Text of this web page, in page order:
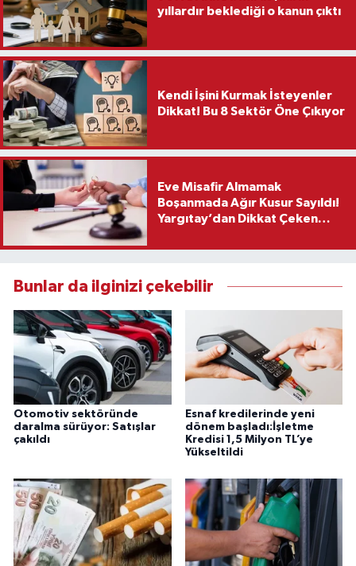
yıllardır beklediği o kanun çıktı
Kendi İşini Kurmak İsteyenler
Dikkat! Bu 8 Sektör Öne Çıkıyor
Eve Misafir Almamak
Boşanmada Ağır Kusur Sayıldı!
Yargıtay’dan Dikkat Çeken
Bunlar da ilginizi çekebilir
Otomotiv sektöründe
daralma sürüyor: Satışlar
çakıldı
Esnaf kredilerinde yeni
dönem başladı:İşletme
Kredisi 1,5 Milyon TL’ye
Yükseltildi